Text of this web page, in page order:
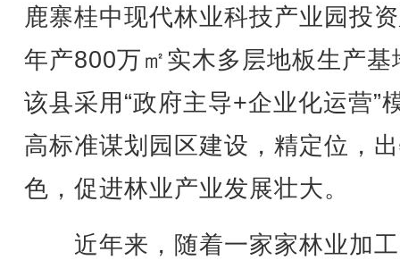
鹿寨桂中现代林业科技产业园投
年产800万㎡实木多层地板生产基
该县采用“政府主导+企业化运营”
高标准谋划园区建设，精定位，
色，促进林业产业发展壮大。
近年来，随着一家家林业加